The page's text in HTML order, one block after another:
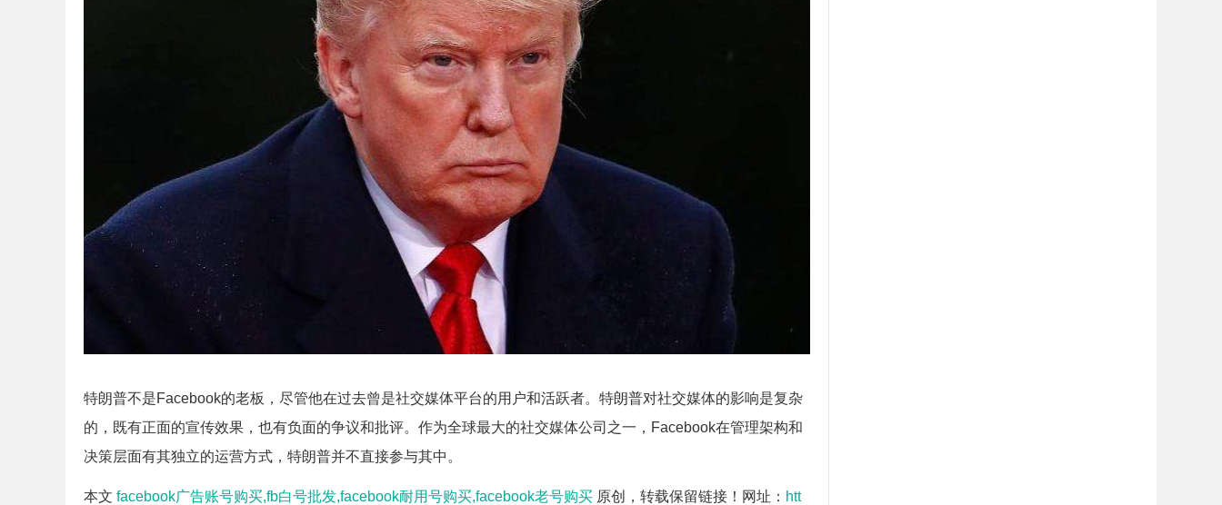
特朗普不是Facebook的老板，尽管他在过去曾是社交媒体平台的用户和活跃者。特朗普对社交媒体的影响是复杂
的，既有正面的宣传效果，也有负面的争议和批评。作为全球最大的社交媒体公司之一，Facebook在管理架构和
决策层面有其独立的运营方式，特朗普并不直接参与其中。
本文 facebook广告账号购买,fb白号批发,facebook耐用号购买,facebook老号购买 原创，转载保留链接！网址： htt